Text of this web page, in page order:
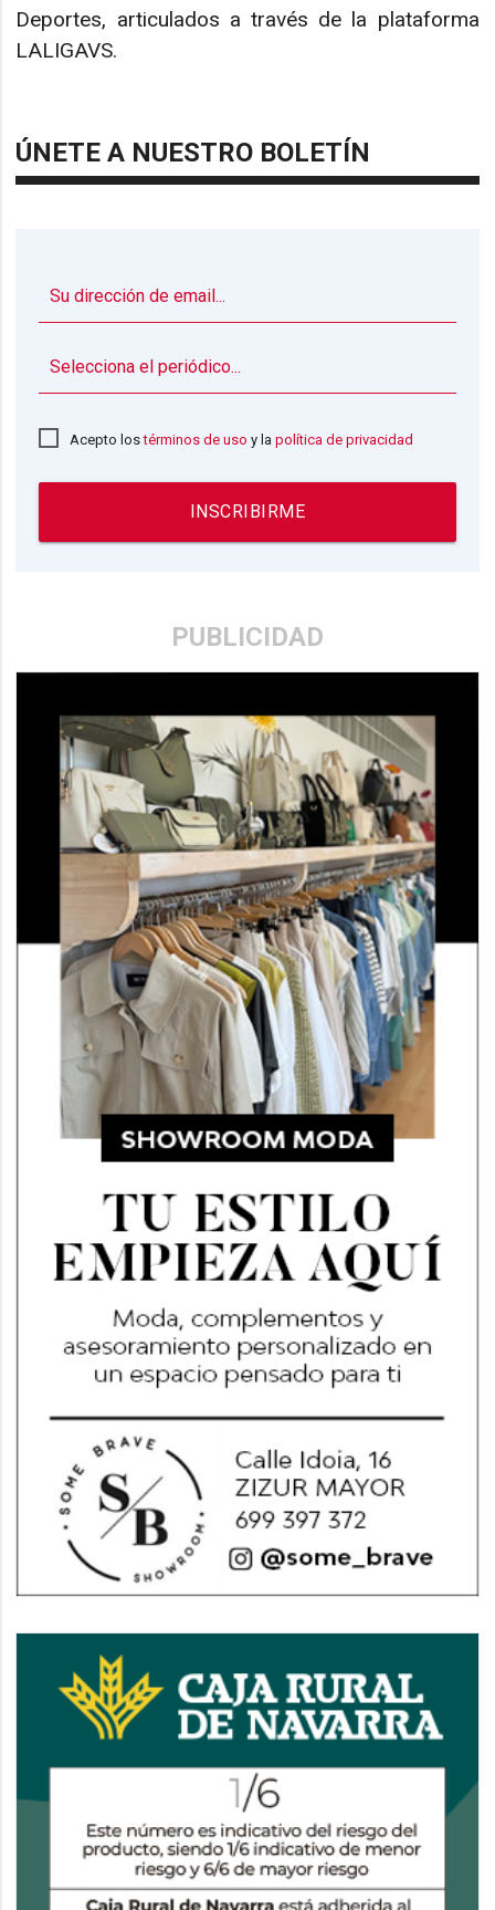
Deportes, articulados a través de la plataforma
LALIGAVS.
ÚNETE A NUESTRO BOLETÍN
Acepto lostérminos de uso y lapolítica de privacidad
INSCRIBIRME
PUBLICIDAD